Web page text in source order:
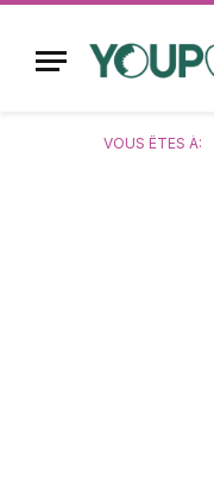
VOUS ÊTES À: